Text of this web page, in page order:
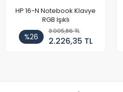
HP 16-N Notebook Klavye
RGB Işıklı
%26
3.005,86 TL
2.226,35 TL